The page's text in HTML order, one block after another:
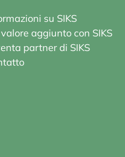
su SIKS
aggiunto con SIKS
partner di SIKS